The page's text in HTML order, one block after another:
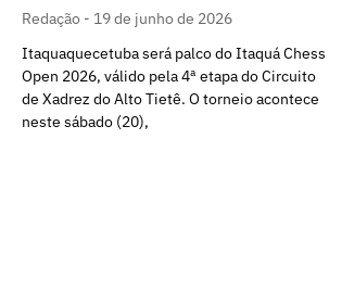
Redação
19 de junho de 2026
Itaquaquecetuba será palco do Itaquá Chess
Open 2026, válido pela 4ª etapa do Circuito
de Xadrez do Alto Tietê. O torneio acontece
neste sábado (20),